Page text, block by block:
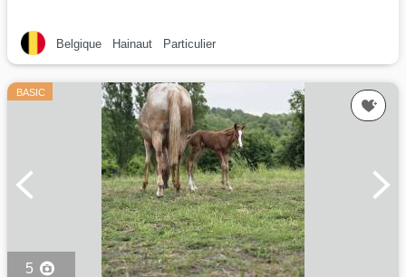
Belgique Hainaut Particulier
BASIC
5